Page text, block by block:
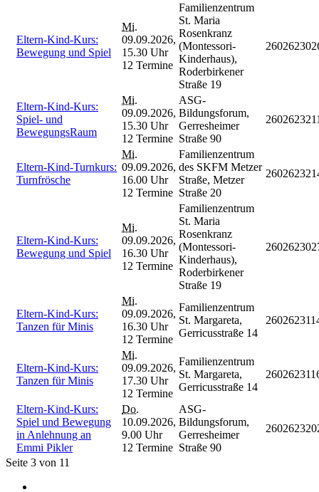
Eltern-Kind-Kurs:
Bewegung und Spiel
Mi.
09.09.2026,
15.30 Uhr
12 Termine
Familienzentrum
St. Maria
Rosenkranz
(Montessori-
Kinderhaus),
Roderbirkener
Straße 19
Eltern-Kind-Kurs:
Spiel- und
BewegungsRaum
Mi.
09.09.2026,
15.30 Uhr
12 Termine
ASG-
Bildungsforum,
Gerresheimer
Straße 90
Eltern-Kind-Turnkurs:
Turnfrösche
Mi.
09.09.2026,
16.00 Uhr
12 Termine
Familienzentrum
des SKFM Metzer
Straße, Metzer
Straße 20
Eltern-Kind-Kurs:
Bewegung und Spiel
Mi.
09.09.2026,
16.30 Uhr
12 Termine
Familienzentrum
St. Maria
Rosenkranz
(Montessori-
Kinderhaus),
Roderbirkener
Straße 19
Eltern-Kind-Kurs:
Tanzen für Minis
Mi.
09.09.2026,
16.30 Uhr
12 Termine
Familienzentrum
St. Margareta,
Gerricusstraße 14
Eltern-Kind-Kurs:
Tanzen für Minis
Mi.
09.09.2026,
17.30 Uhr
12 Termine
Familienzentrum
St. Margareta,
Gerricusstraße 14
Eltern-Kind-Kurs:
Spiel und Bewegung
in Anlehnung an
Emmi Pikler
Do.
10.09.2026,
9.00 Uhr
12 Termine
ASG-
Bildungsforum,
Gerresheimer
Straße 90
Seite 3 von 11